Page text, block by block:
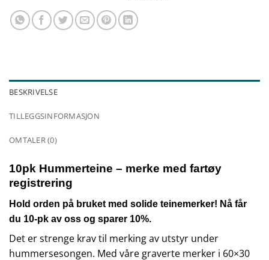
BESKRIVELSE
TILLEGGSINFORMASJON
OMTALER (0)
10pk Hummerteine – merke med fartøy
registrering
Hold orden på bruket med solide teinemerker! Nå får
du 10-pk av oss og sparer 10%.
Det er strenge krav til merking av utstyr under
hummersesongen. Med våre graverte merker i 60×30